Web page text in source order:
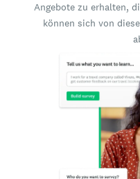
Angebote zu erhalten,
können sich von